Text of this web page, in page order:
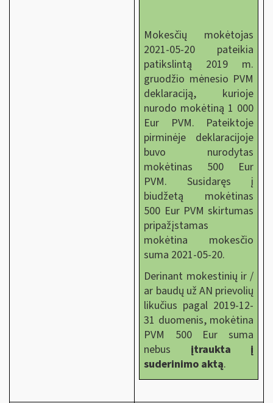
Mokesčių mokėtojas
2021-05-20 pateikia
patikslintą 2019 m.
gruodžio mėnesio PVM
deklaraciją, kurioje
nurodo mokėtiną 1 000
Eur PVM. Pateiktoje
pirminėje deklaracijoje
buvo nurodytas
mokėtinas 500 Eur
PVM. Susidaręs į
biudžetą mokėtinas
500 Eur PVM skirtumas
pripažįstamas
mokėtina mokesčio
suma 2021-05-20.
Derinant mokestinių ir /
ar baudų už AN prievolių
likučius pagal 2019-12-
31 duomenis, mokėtina
PVM 500 Eur suma
nebus įtraukta į
suderinimo aktą.